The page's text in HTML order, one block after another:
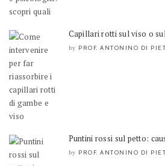
Capillari rotti sul viso o
by PROF. ANTONINO DI
Puntini rossi sul petto:
by PROF. ANTONINO DI